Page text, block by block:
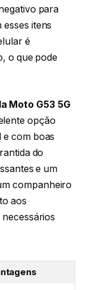
para
itens
é
o que pode
Moto G53 5G
opção
com boas
do
e um
companheiro
aos